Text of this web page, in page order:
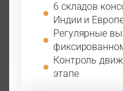
6 складов
Индии и
Регулярные
Контроль
этапе